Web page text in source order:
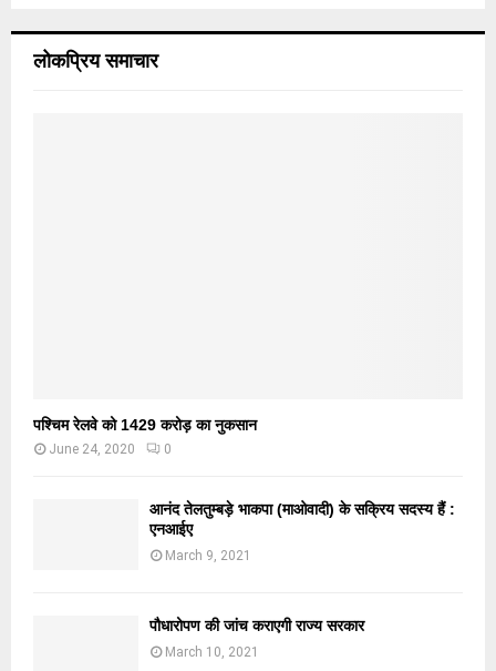
लोकप्रिय समाचार
पश्चिम रेलवे को 1429 करोड़ का नुकसान
June 24, 2020 0
आनंद तेलतुम्बड़े भाकपा (माओवादी) के सक्रिय सदस्य हैं :
एनआईए
March 9, 2021
पौधारोपण की जांच कराएगी राज्य सरकार
March 10, 2021